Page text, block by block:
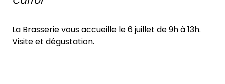
La Brasserie vous accueille le 6 juillet de 9h à 13h.
Visite et dégustation.